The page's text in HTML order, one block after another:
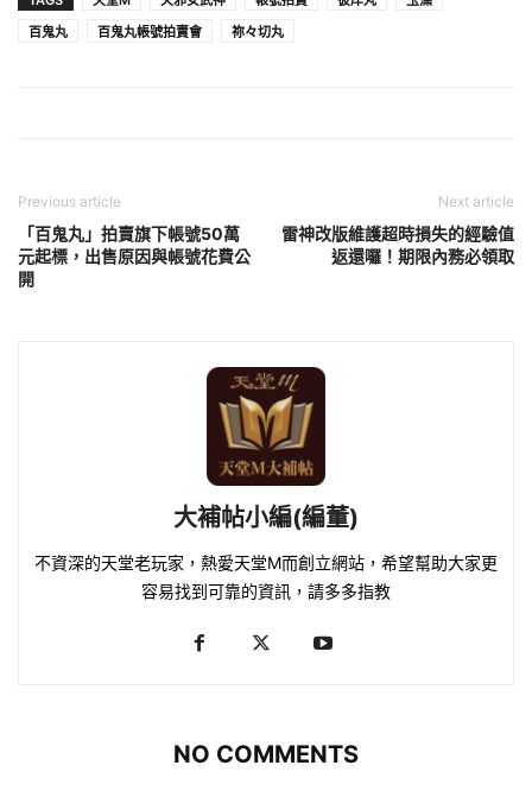
百鬼丸
百鬼丸帳號拍賣會 祢々切丸
Previous article
「百鬼丸」拍賣旗下帳號50萬
元起標，出售原因與帳號花費公
開
Next article
雷神改版維護超時損失的經驗值
返還囉！期限內務必領取
大補帖小編(編董)
不資深的天堂老玩家，熱愛天堂M而創立網站，希望幫助大家更
容易找到可靠的資訊，請多多指教
NO COMMENTS